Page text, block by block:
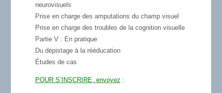
neurovisuels
Prise en charge des amputations du champ visuel
Prise en charge des troubles de la cognition visuelle
Partie V: En pratique
Du dépistage à la rééducation
Études de cas
POUR S’INSCRIRE, envoyez :